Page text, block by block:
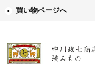
買い物ページへ